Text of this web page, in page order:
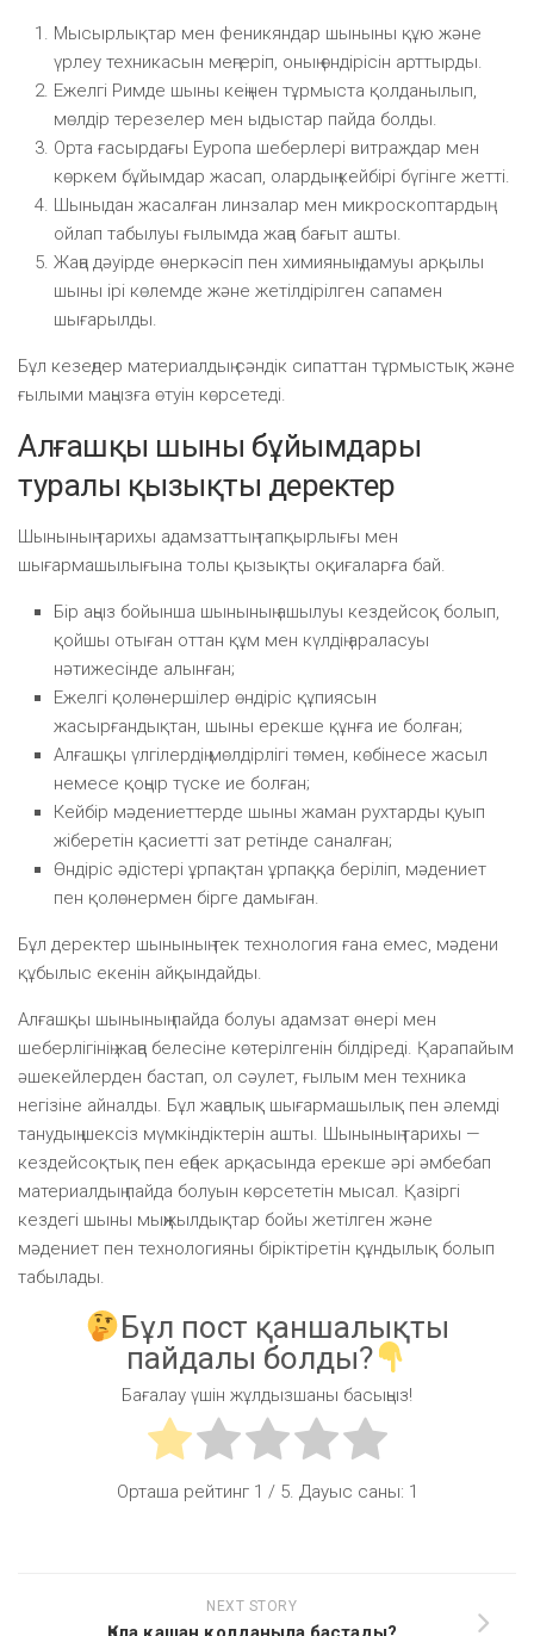
Мысырлықтар мен феникяндар шыныны құю және
үрлеу техникасын меңгеріп, оның өндірісін арттырды.
Ежелгі Римде шыны кеңінен тұрмыста қолданылып,
мөлдір терезелер мен ыдыстар пайда болды.
Орта ғасырдағы Еуропа шеберлері витраждар мен
көркем бұйымдар жасап, олардың кейбірі бүгінге жетті.
Шыныдан жасалған линзалар мен микроскоптардың
ойлап табылуы ғылымда жаңа бағыт ашты.
Жаңа дәуірде өнеркәсіп пен химияның дамуы арқылы
шыны ірі көлемде және жетілдірілген сапамен
шығарылды.
Бұл кезеңдер материалдың сәндік сипаттан тұрмыстық және
ғылыми маңызға өтуін көрсетеді.
Алғашқы шыны бұйымдары
туралы қызықты деректер
Шынының тарихы адамзаттың тапқырлығы мен
шығармашылығына толы қызықты оқиғаларға бай.
Бір аңыз бойынша шынының ашылуы кездейсоқ болып,
қойшы отыған оттан құм мен күлдің араласуы
нәтижесінде алынған;
Ежелгі қолөнершілер өндіріс құпиясын
жасырғандықтан, шыны ерекше құнға ие болған;
Алғашқы үлгілердің мөлдірлігі төмен, көбінесе жасыл
немесе қоңыр түске ие болған;
Кейбір мәдениеттерде шыны жаман рухтарды қуып
жіберетін қасиетті зат ретінде саналған;
Өндіріс әдістері ұрпақтан ұрпаққа беріліп, мәдениет
пен қолөнермен бірге дамыған.
Бұл деректер шынының тек технология ғана емес, мәдени
құбылыс екенін айқындайды.
Алғашқы шынының пайда болуы адамзат өнері мен
шеберлігінің жаңа белесіне көтерілгенін білдіреді. Қарапайым
әшекейлерден бастап, ол сәулет, ғылым мен техника
негізіне айналды. Бұл жаңалық шығармашылық пен әлемді
танудың шексіз мүмкіндіктерін ашты. Шынының тарихы —
кездейсоқтық пен еңбек арқасында ерекше әрі әмбебап
материалдың пайда болуын көрсететін мысал. Қазіргі
кездегі шыны мыңжылдықтар бойы жетілген және
мәдениет пен технологияны біріктіретін құндылық болып
табылады.
Бұл пост қаншалықты
пайдалы болды?
Бағалау үшін жұлдызшаны басыңыз!
Орташа рейтинг 1 / 5. Дауыс саны: 1
NEXT STORY